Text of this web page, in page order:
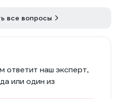
все вопросы
ответит наш эксперт,
или один из